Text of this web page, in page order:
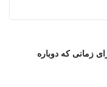
زمانی که دوباره